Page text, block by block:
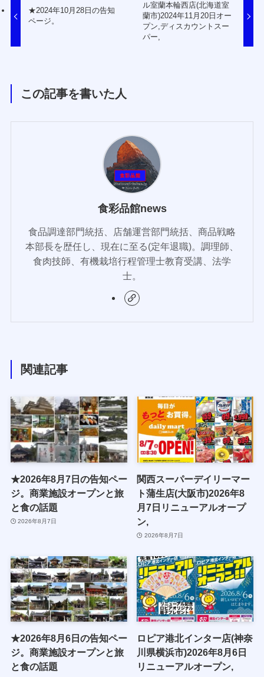
★2024年10月28日の告知
ページ。
ル室蘭本輪西店(北海道室
蘭市)2024年11月20日オー
プン,ディスカウントスー
パー,
この記事を書いた人
食彩品館news
食品調達部門統括、店舗運営部門統括、商品戦略
本部長を歴任し、現在に至る(定年退職)。調理師、
食肉技師、有機栽培行程管理士教育受講、法学
士。
関連記事
★2026年8月7日の告知ペー
ジ。商業施設オープンと旅
と食の話題
2026年8月7日
関西スーパーデイリーマー
ト蒲生店(大阪市)2026年8
月7日リニューアルオープ
ン,
2026年8月7日
★2026年8月6日の告知ペー
ジ。商業施設オープンと旅
と食の話題
ロピア港北インター店(神奈
川県横浜市)2026年8月6日
リニューアルオープン,